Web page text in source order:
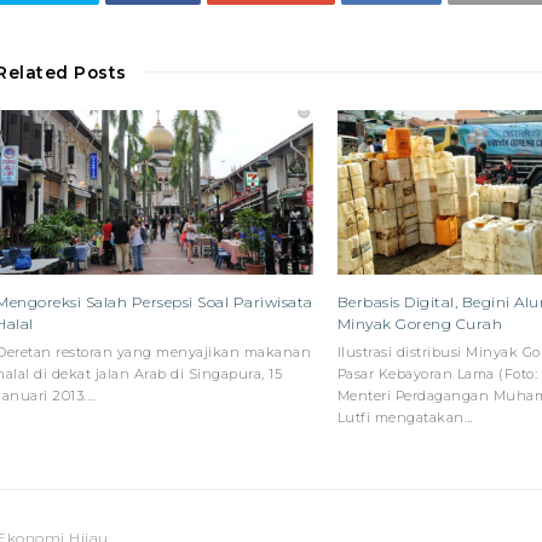
Posts
Salah Persepsi Soal Pariwisata
restoran yang menyajikan makanan
di dekat jalan Arab di Singapura, 15
2013.…
Berbasis Digital, Begini
Minyak Goreng Curah
Ilustrasi distribusi Minyak
Pasar Kebayoran Lama
Menteri Perdagangan
Lutfi mengatakan…
Hijau